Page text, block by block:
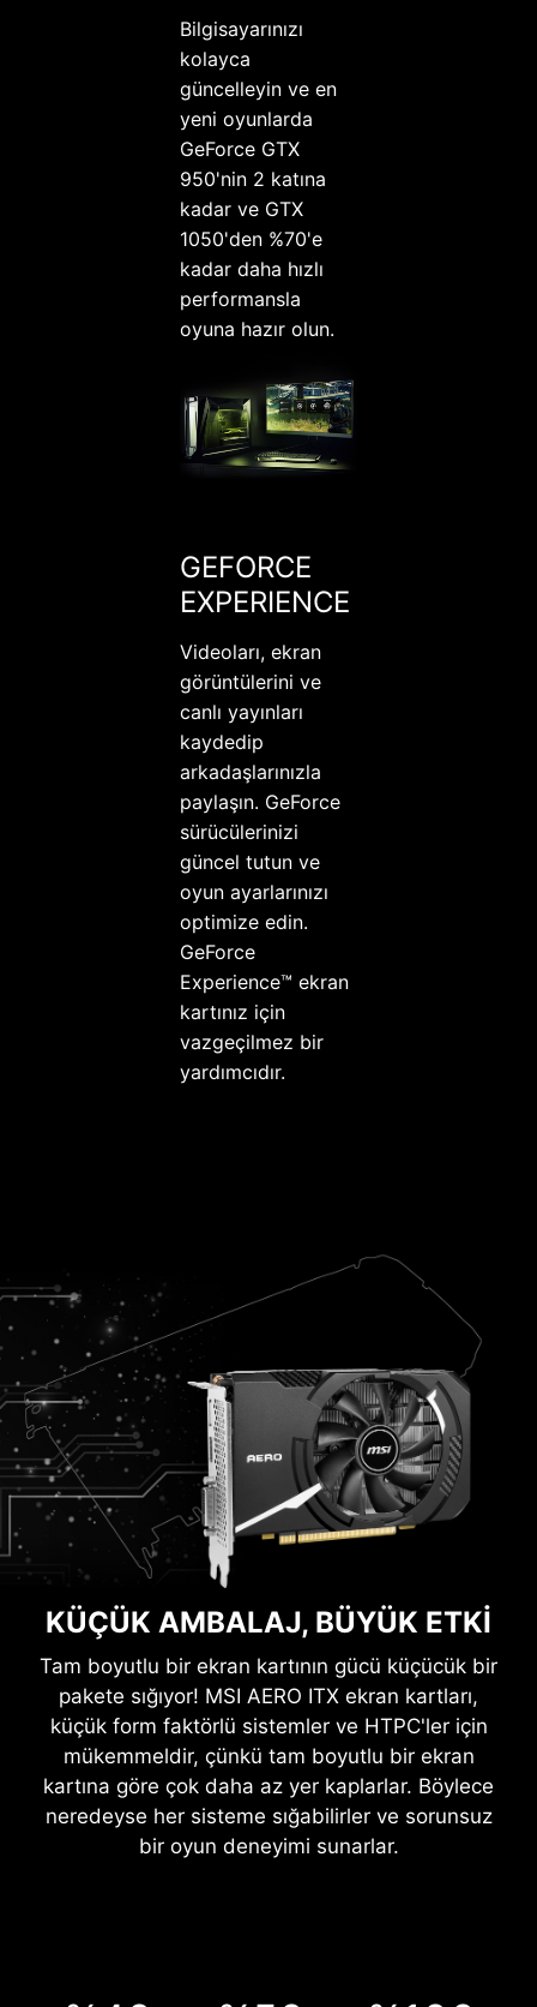
Bilgisayarınızı
kolayca
güncelleyin ve en
yeni oyunlarda
GeForce GTX
950'nin 2 katına
kadar ve GTX
1050'den %70'e
kadar daha hızlı
performansla
oyuna hazır olun.
GEFORCE
EXPERIENCE
Videoları, ekran
görüntülerini ve
canlı yayınları
kaydedip
arkadaşlarınızla
paylaşın. GeForce
sürücülerinizi
güncel tutun ve
oyun ayarlarınızı
optimize edin.
GeForce
Experience™ ekran
kartınız için
vazgeçilmez bir
yardımcıdır.
KÜÇÜK AMBALAJ, BÜYÜK ETKİ
Tam boyutlu bir ekran kartının gücü küçücük bir
pakete sığıyor! MSI AERO ITX ekran kartları,
küçük form faktörlü sistemler ve HTPC'ler için
mükemmeldir, çünkü tam boyutlu bir ekran
kartına göre çok daha az yer kaplarlar. Böylece
neredeyse her sisteme sığabilirler ve sorunsuz
bir oyun deneyimi sunarlar.